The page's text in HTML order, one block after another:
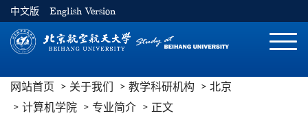
中文版 English Version
切
网站首页 关于我们 教学科研机构
北京
计算机学院
专业简介 正文